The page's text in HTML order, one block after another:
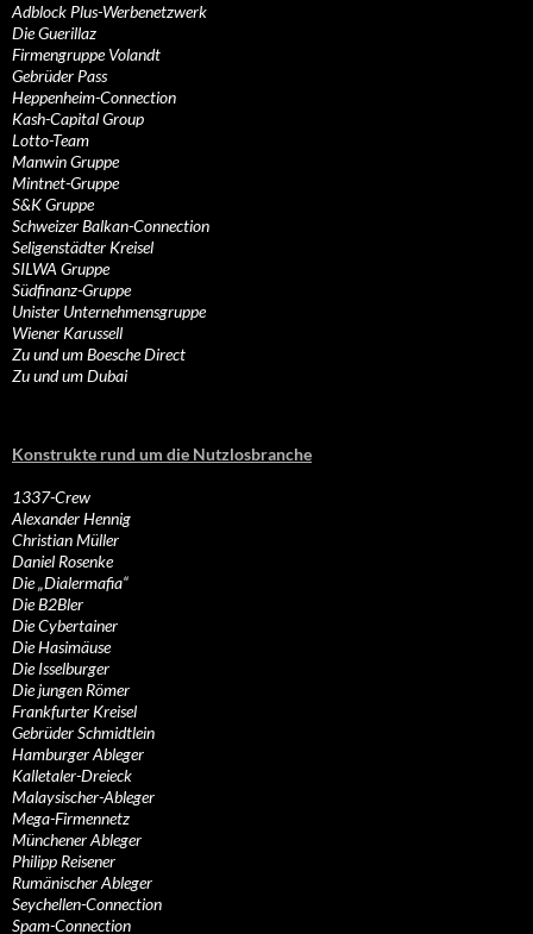
Adblock Plus-Werbenetzwerk
Die Guerillaz
Firmengruppe Volandt
Gebrüder Pass
Heppenheim-Connection
Kash-Capital Group
Lotto-Team
Manwin Gruppe
Mintnet-Gruppe
S&K Gruppe
Schweizer Balkan-Connection
Seligenstädter Kreisel
SILWA Gruppe
Südfinanz-Gruppe
Unister Unternehmensgruppe
Wiener Karussell
Zu und um Boesche Direct
Zu und um Dubai
Konstrukte rund um die Nutzlosbranche
1337-Crew
Alexander Hennig
Christian Müller
Daniel Rosenke
Die „Dialermafia“
Die B2Bler
Die Cybertainer
Die Hasimäuse
Die Isselburger
Die jungen Römer
Frankfurter Kreisel
Gebrüder Schmidtlein
Hamburger Ableger
Kalletaler-Dreieck
Malaysischer-Ableger
Mega-Firmennetz
Münchener Ableger
Philipp Reisener
Rumänischer Ableger
Seychellen-Connection
Spam-Connection